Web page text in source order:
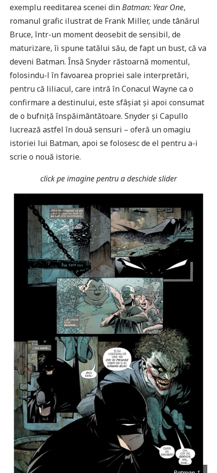
exemplu reeditarea scenei dinBatman: Year One,
romanul grafic ilustrat de Frank Miller, unde tânărul
Bruce, într-un moment deosebit de sensibil, de
maturizare, îi spune tatălui său, de fapt un bust, că va
deveni Batman. Însă Snyder răstoarnă momentul,
folosindu-l în favoarea propriei sale interpretări,
pentru că liliacul, care intră în Conacul Wayne ca o
confirmare a destinului, este sfâșiat și apoi consumat
de o bufniță înspăimântătoare. Snyder și Capullo
lucrează astfel în două sensuri – oferă un omagiu
istoriei lui Batman, apoi se folosesc de el pentru a-i
scrie o nouă istorie.
click pe imagine pentru a deschide slider